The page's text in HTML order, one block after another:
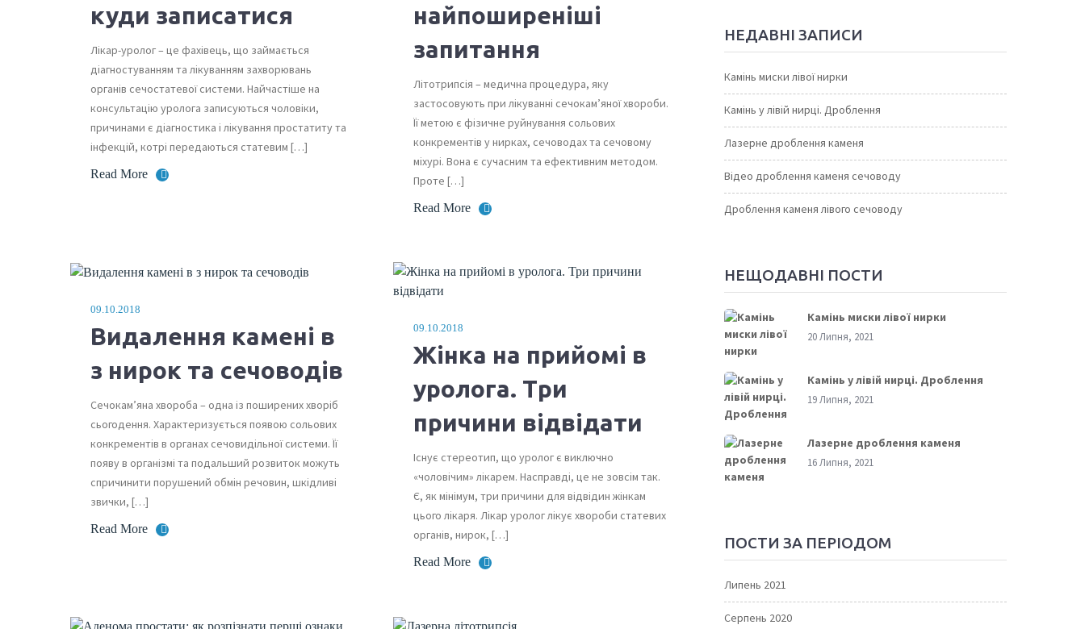
куди записатися
Лікар-уролог – це фахівець, що займається
діагностуванням та лікуванням захворювань
органів сечостатевої системи. Найчастіше на
консультацію уролога записуються чоловіки,
причинами є діагностика і лікування простатиту та
інфекцій, котрі передаються статевим […]
Read More
найпоширеніші
запитання
Літотрипсія – медична процедура, яку
застосовують при лікуванні сечокам’яної хвороби.
Її метою є фізичне руйнування сольових
конкрементів у нирках, сечоводах та сечовому
міхурі. Вона є сучасним та ефективним методом.
Проте […]
Read More
09.10.2018
Видалення камені в
з нирок та сечоводів
Сечокам’яна хвороба – одна із поширених хворіб
сьогодення. Характеризується появою сольових
конкрементів в органах сечовидільної системи. Її
появу в організмі та подальший розвиток можуть
спричинити порушений обмін речовин, шкідливі
звички, […]
Read More
09.10.2018
Жінка на прийомі в
уролога. Три
причини відвідати
Існує стереотип, що уролог є виключно
«чоловічим» лікарем. Насправді, це не зовсім так.
Є, як мінімум, три причини для відвідин жінкам
цього лікаря. Лікар уролог лікує хвороби статевих
органів, нирок, […]
Read More
НЕДАВНІ ЗАПИСИ
Камінь миски лівої нирки
Камінь у лівій нирці. Дроблення
Лазерне дроблення каменя
Відео дроблення каменя сечоводу
Дроблення каменя лівого сечоводу
НЕЩОДАВНІ ПОСТИ
Камінь миски лівої нирки
20 Липня, 2021
Камінь у лівій нирці. Дроблення
19 Липня, 2021
Лазерне дроблення каменя
16 Липня, 2021
ПОСТИ ЗА ПЕРІОДОМ
Липень 2021
Серпень 2020